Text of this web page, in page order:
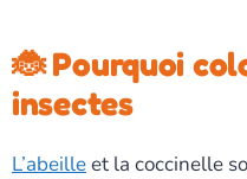
🐞 Pourquoi
insectes
L’abeilleet la coccinelle